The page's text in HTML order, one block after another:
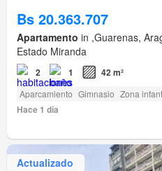
Bs 20.363.707
Apartamento in ,Guarenas,
Estado Miranda
2 1 42 m²
Aparcamiento Gimnasio Zona
Hace 1 día
Actualizado